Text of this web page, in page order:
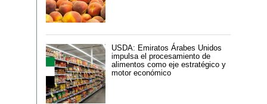
USDA: Emiratos Árabes Unidos
impulsa el procesamiento de
alimentos como eje estratégico y
motor económico